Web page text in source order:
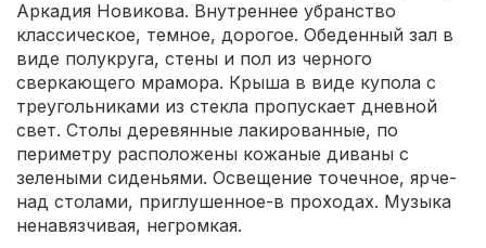
Аркадия Новикова. Внутреннее убранство
классическое, темное, дорогое. Обеденный зал в
виде полукруга, стены и пол из черного
сверкающего мрамора. Крыша в виде купола с
треугольниками из стекла пропускает дневной
свет. Столы деревянные лакированные, по
периметру расположены кожаные диваны с
зелеными сиденьями. Освещение точечное, ярче-
над столами, приглушенное-в проходах. Музыка
ненавязчивая, негромкая.